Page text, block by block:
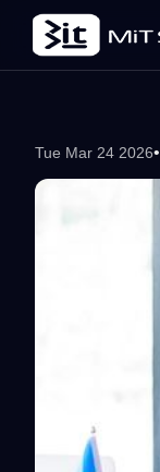
Tue Mar 24 2026•